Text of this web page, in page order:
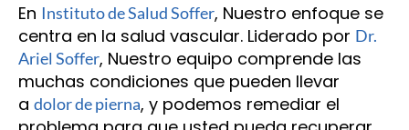
En Instituto de Salud Soffer, Nuestro enfoque se
centra en la salud vascular. Liderado por Dr.
Ariel Soffer, Nuestro equipo comprende las
muchas condiciones que pueden llevar
a dolor de pierna, y podemos remediar el